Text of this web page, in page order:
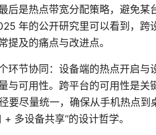
后是热点带宽分配策略，避免某
年的公开研究里可以看到，跨
提及的痛点与改进点。
环节协同：设备端的热点开启与
与可用性。跨平台的可用性是关
尽量统一，确保从手机热点到
多设备共享”的设计哲学。